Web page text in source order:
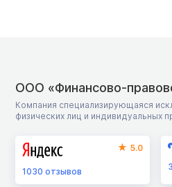
ООО «Финансово-
Компания специализирующаяся
физических лиц и индивидуальных
5.0
1030 отзывов